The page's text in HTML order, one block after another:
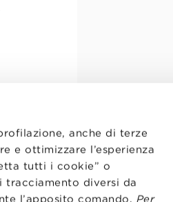
anche di terze
e ottimizzare l’esperienza
tutti i cookie” o
tracciamento diversi da
l’apposito comando. Per